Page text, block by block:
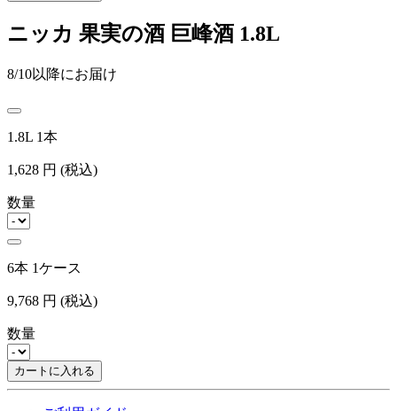
ニッカ 果実の酒 巨峰酒 1.8L
8/10以降にお届け
1.8L 1本
1,628 円 (税込)
数量
6本 1ケース
9,768 円 (税込)
数量
カートに入れる